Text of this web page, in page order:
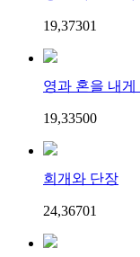
19,37301
영과 혼을 내
19,33500
회개와 단장
24,36701